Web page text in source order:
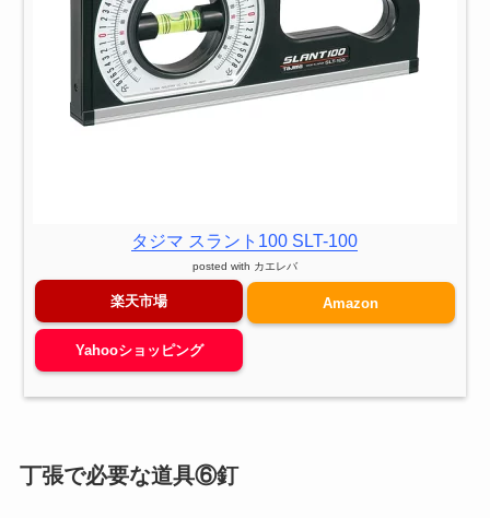
タジマ スラント100 SLT-100
posted with カエレバ
楽天市場 Amazon
Yahooショッピング
丁張で必要な道具⑥釘